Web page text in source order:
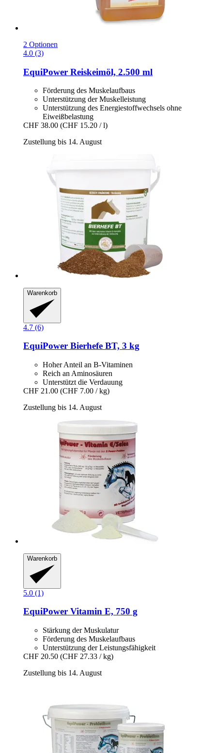
2 Optionen
4.0 (3)
EquiPower Reiskeimöl, 2.500 ml
Förderung des Muskelaufbaus
Unterstützung der Muskelleistung
Unterstützung des Energiestoffwechsels ohne
Eiweißbelastung
CHF 38.00 (CHF 15.20 / l)
Zustellung bis 14. August
Warenkorb
4.7 (6)
EquiPower Bierhefe BT, 3 kg
Hoher Anteil an B-Vitaminen
Reich an Aminosäuren
Unterstützt die Verdauung
CHF 21.00 (CHF 7.00 / kg)
Zustellung bis 14. August
Warenkorb
5.0 (1)
EquiPower Vitamin E, 750 g
Stärkung der Muskulatur
Förderung des Muskelaufbaus
Unterstützung der Leistungsfähigkeit
CHF 20.50 (CHF 27.33 / kg)
Zustellung bis 14. August